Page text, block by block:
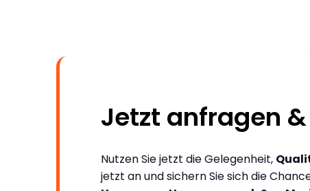
Jetzt anfragen
Nutzen Sie jetzt die Gelegenheit,
jetzt an und sichern Sie sich die